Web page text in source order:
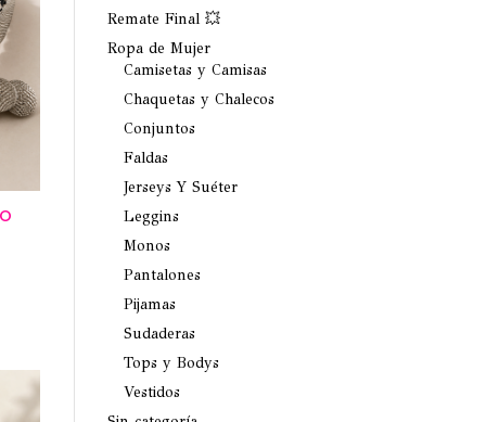
Remate Final 💥
Ropa de Mujer
Camisetas y Camisas
Chaquetas y Chalecos
Conjuntos
Faldas
Jerseys Y Suéter
Leggins
Monos
Pantalones
Pijamas
Sudaderas
Tops y Bodys
Vestidos